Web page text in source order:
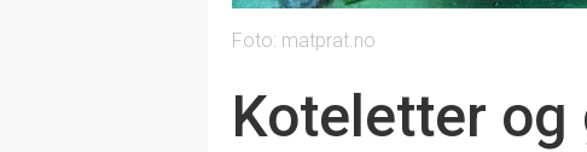
Foto: matprat.no
Koteletter og